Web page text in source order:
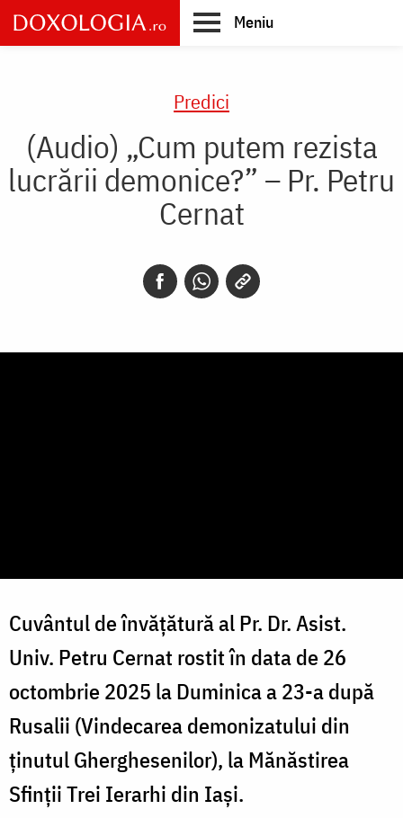
Skip
to
main
Meniu
Predici
(Audio) „Cum putem rezista
lucrării demonice?” – Pr. Petru
Cernat
Cuvântul de învățătură al Pr. Dr. Asist.
Univ. Petru Cernat rostit în data de 26
octombrie 2025 la Duminica a 23-a după
Rusalii (Vindecarea demonizatului din
ținutul Gherghesenilor), la Mănăstirea
Sfinții Trei Ierarhi din Iași.